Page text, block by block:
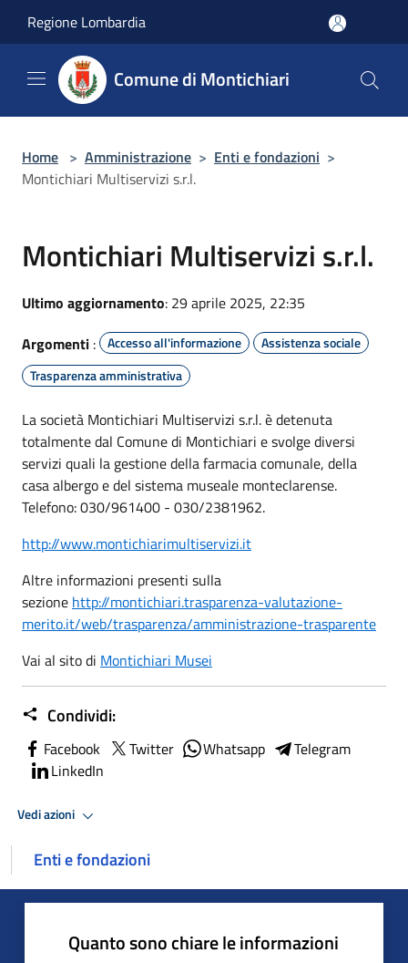
Regione Lombardia
Comune di Montichiari
Home > Amministrazione > Enti e fondazioni >
Montichiari Multiservizi s.r.l.
Montichiari Multiservizi s.r.l.
Ultimo aggiornamento: 29 aprile 2025, 22:35
Argomenti : Accesso all'informazione
Assistenza sociale
Trasparenza amministrativa
La società Montichiari Multiservizi s.r.l. è detenuta
totalmente dal Comune di Montichiari e svolge diversi
servizi quali la gestione della farmacia comunale, della
casa albergo e del sistema museale monteclarense.
Telefono: 030/961400 - 030/2381962.
http://www.montichiarimultiservizi.it
Altre informazioni presenti sulla
sezione http://montichiari.trasparenza-valutazione-
merito.it/web/trasparenza/amministrazione-trasparente
Vai al sito di Montichiari Musei
Condividi:
Facebook Twitter Whatsapp
Telegram
LinkedIn
Vedi azioni
Enti e fondazioni
Quanto sono chiare le informazioni